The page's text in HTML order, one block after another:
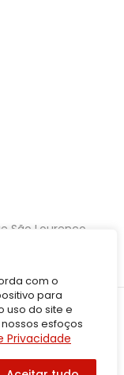
com o
para
uso do site e
esfoços
Privacidade
São Lourenço,
Forte do Leme,
08340-010 | CNPJ: